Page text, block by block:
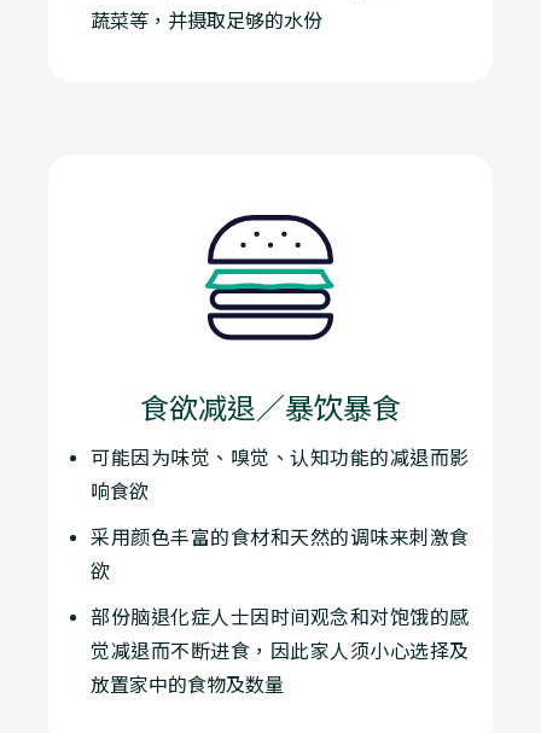
蔬菜等，并摄取足够的水份
食欲减退／暴饮暴食
可能因为味觉、嗅觉、认知功能的减退而影
响食欲
采用颜色丰富的食材和天然的调味来刺激食
欲
部份脑退化症人士因时间观念和对饱饿的感
觉减退而不断进食，因此家人须小心选择及
放置家中的食物及数量